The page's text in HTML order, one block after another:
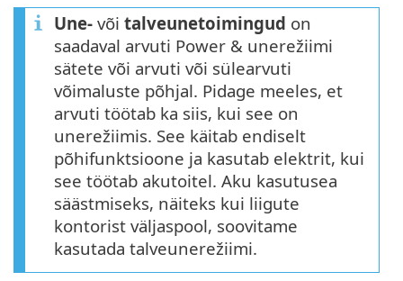
Une- või talveunetoimingud on
saadaval arvuti Power & unerežiimi
sätete või arvuti või sülearvuti
võimaluste põhjal. Pidage meeles, et
arvuti töötab ka siis, kui see on
unerežiimis. See käitab endiselt
põhifunktsioone ja kasutab elektrit, kui
see töötab akutoitel. Aku kasutusea
säästmiseks, näiteks kui liigute
kontorist väljaspool, soovitame
kasutada talveunerežiimi.